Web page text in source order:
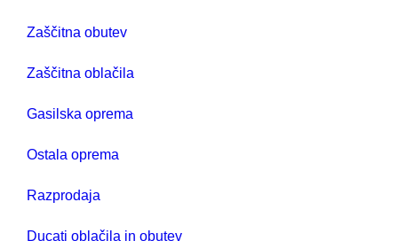
Zaščitna obutev
Zaščitna oblačila
Gasilska oprema
Ostala oprema
Razprodaja
Ducati oblačila in obutev